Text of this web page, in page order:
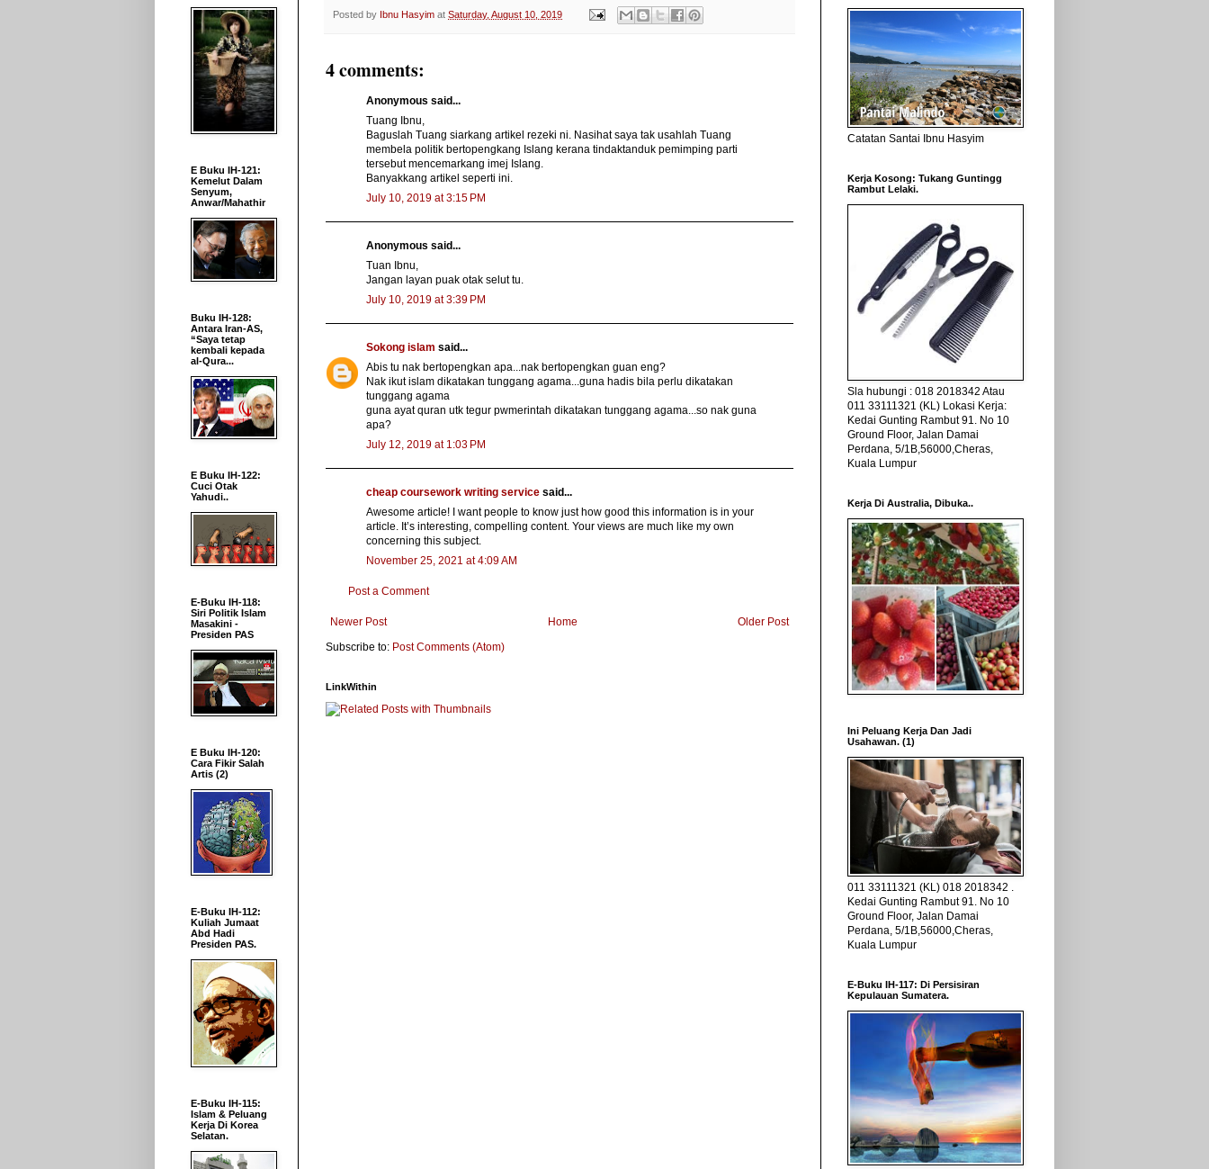
Posted by Ibnu Hasyim at Saturday, August 10, 2019
4 comments:
Anonymous said...
Tuang Ibnu,
Baguslah Tuang siarkang artikel rezeki ni. Nasihat saya tak usahlah Tuang
membela politik bertopengkang Islang kerana tindaktanduk pemimping parti
tersebut mencemarkang imej Islang.
Banyakkang artikel seperti ini.
July 10, 2019 at 3:15 PM
Anonymous said...
Tuan Ibnu,
Jangan layan puak otak selut tu.
July 10, 2019 at 3:39 PM
Sokong islam said...
Abis tu nak bertopengkan apa...nak bertopengkan guan eng?
Nak ikut islam dikatakan tunggang agama...guna hadis bila perlu dikatakan
tunggang agama
guna ayat quran utk tegur pwmerintah dikatakan tunggang agama...so nak guna
apa?
July 12, 2019 at 1:03 PM
cheap coursework writing service said...
Awesome article! I want people to know just how good this information is in your
article. It’s interesting, compelling content. Your views are much like my own
concerning this subject.
November 25, 2021 at 4:09 AM
Post a Comment
Newer Post Older Post
Home
Subscribe to: Post Comments (Atom)
LinkWithin
E Buku IH-121:
Kemelut Dalam
Senyum,
Anwar/Mahathir
Buku IH-128:
Antara Iran-AS,
“Saya tetap
kembali kepada
al-Qura...
E Buku IH-122:
Cuci Otak
Yahudi..
E-Buku IH-118:
Siri Politik Islam
Masakini -
Presiden PAS
E Buku IH-120:
Cara Fikir Salah
Artis (2)
E-Buku IH-112:
Kuliah Jumaat
Abd Hadi
Presiden PAS.
E-Buku IH-115:
Islam & Peluang
Kerja Di Korea
Selatan.
Catatan Santai Ibnu Hasyim
Kerja Kosong: Tukang Guntingg
Rambut Lelaki.
Sla hubungi : 018 2018342 Atau
011 33111321 (KL) Lokasi Kerja:
Kedai Gunting Rambut 91. No 10
Ground Floor, Jalan Damai
Perdana, 5/1B,56000,Cheras,
Kuala Lumpur
Kerja Di Australia, Dibuka..
Ini Peluang Kerja Dan Jadi
Usahawan. (1)
011 33111321 (KL) 018 2018342 .
Kedai Gunting Rambut 91. No 10
Ground Floor, Jalan Damai
Perdana, 5/1B,56000,Cheras,
Kuala Lumpur
E-Buku IH-117: Di Persisiran
Kepulauan Sumatera.